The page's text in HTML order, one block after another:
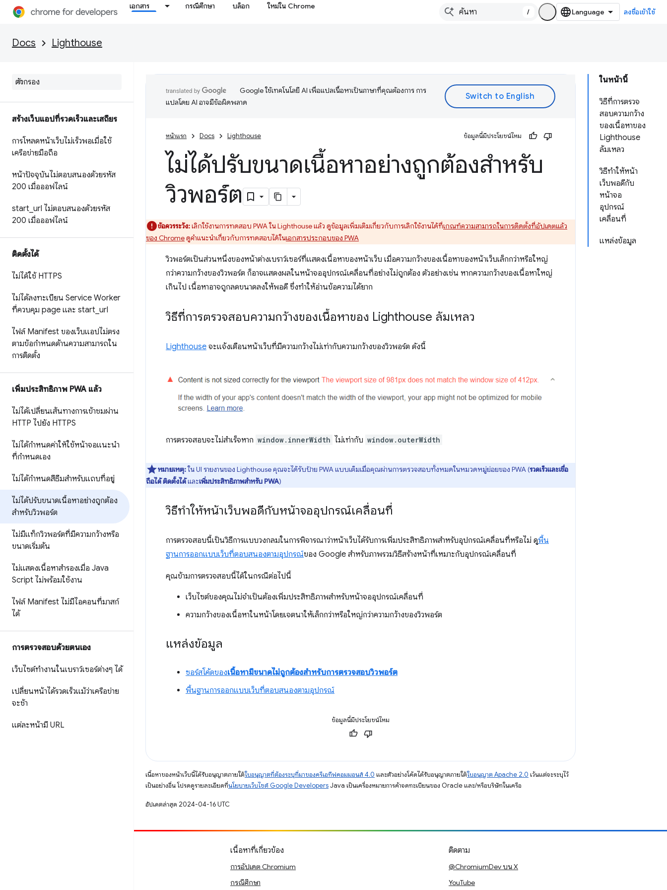
เอกสาร กรณีศึกษา บล็อก ใหม่ใน Chrome
/ ลงชื่อเข้าใช้
Docs Lighthouse
สร้างเว็บแอปที่รวดเร็วและเสถียร
การโหลดหน้าเว็บไม่เร็วพอเมื่อใช้
เครือข่ายมือถือ
หน้าปัจจุบันไม่ตอบสนองด้วยรหัส
200 เมื่อออฟไลน์
start url ไม่ตอบสนองด้วยรหัส
200 เมื่อออฟไลน์
ติดตั้งได้
ไม่ได้ใช้ HTTPS
ไม่ได้ลงทะเบียน Service Worker
ที่ควบคุม page และ start url
ไฟล์ Manifest ของเว็บแอปไม่ตรง
ตามข้อกำหนดด้านความสามารถใน
การติดตั้ง
เพิ่มประสิทธิภาพ PWA แล้ว
ไม่ได้เปลี่ยนเส้นทางการเข้าชมผ่าน
HTTP ไปยัง HTTPS
ไม่ได้กำหนดค่าให้ใช้หน้าจอแนะนำ
ที่กำหนดเอง
ไม่ได้กำหนดสีธีมสำหรับแถบที่อยู่
ไม่ได้ปรับขนาดเนื้อหาอย่างถูกต้อง
สำหรับวิวพอร์ต
ไม่มีแท็กวิวพอร์ตที่มีความกว้างหรือ
ขนาดเริ่มต้น
ไม่แสดงเนื้อหาสำรองเมื่อ Java
Script ไม่พร้อมใช้งาน
ไฟล์ Manifest ไม่มีไอคอนที่มาสก์
ได้
การตรวจสอบด้วยตนเอง
เว็บไซต์ทำงานในเบราว์เซอร์ต่างๆ ได้
เปลี่ยนหน้าได้รวดเร็วแม้ว่าเครือข่าย
จะช้า
แต่ละหน้ามี URL
ในหน้านี้
วิธีที่การตรวจ
สอบความกว้าง
ของเนื้อหาของ
Lighthouse
ล้มเหลว
วิธีทำให้หน้า
เว็บพอดีกับ
หน้าจอ
อุปกรณ์
เคลื่อนที่
แหล่งข้อมูล
Google ใช้เทคโนโลยี AI เพื่อแปลเนื้อหาเป็นภาษาที่คุณต้องการ การ
แปลโดย AI อาจมีข้อผิดพลาด
หน้าแรก Docs Lighthouse ข้อมูลนี้มีประโยชน์ไหม
ไม่ได้ปรับขนาดเนื้อหาอย่างถูกต้องสำหรับ
วิวพอร์ต
ข้อควรระวัง:เลิกใช้งานการทดสอบ PWA ใน Lighthouse แล้ว ดูข้อมูลเพิ่มเติมเกี่ยวกับการเลิกใช้งานได้ที่เกณฑ์ความสามารถในการติดตั้งที่อัปเดตแล้ว
ของ Chromeดูคำแนะนำเกี่ยวกับการทดสอบได้ในเอกสารประกอบของ PWA
วิวพอร์ตเป็นส่วนหนึ่งของหน้าต่างเบราว์เซอร์ที่แสดงเนื้อหาของหน้าเว็บ เมื่อความกว้างของเนื้อหาของหน้าเว็บเล็กกว่าหรือใหญ่
กว่าความกว้างของวิวพอร์ต ก็อาจแสดงผลในหน้าจออุปกรณ์เคลื่อนที่อย่างไม่ถูกต้อง ตัวอย่างเช่น หากความกว้างของเนื้อหาใหญ่
เกินไป เนื้อหาอาจถูกลดขนาดลงให้พอดี ซึ่งทำให้อ่านข้อความได้ยาก
วิธีที่การตรวจสอบความกว้างของเนื้อหาของ Lighthouse ล้มเหลว
Lighthouse จะแจ้งเตือนหน้าเว็บที่มีความกว้างไม่เท่ากับความกว้างของวิวพอร์ต ดังนี้
การตรวจสอบจะไม่สำเร็จหาก window.innerWidth ไม่เท่ากับ window.outerWidth
หมายเหตุ:ใน UI รายงานของ Lighthouse คุณจะได้รับป้าย PWA แบบเต็มเมื่อคุณผ่านการตรวจสอบทั้งหมดในหมวดหมู่ย่อยของ PWA (รวดเร็วและเชื่อ
ถือได้ติดตั้งได้และเพิ่มประสิทธิภาพสำหรับ PWA)
วิธีทำให้หน้าเว็บพอดีกับหน้าจออุปกรณ์เคลื่อนที่
การตรวจสอบนี้เป็นวิธีการแบบวงกลมในการพิจารณาว่าหน้าเว็บได้รับการเพิ่มประสิทธิภาพสำหรับอุปกรณ์เคลื่อนที่หรือไม่ ดูพื้น
ฐานการออกแบบเว็บที่ตอบสนองตามอุปกรณ์ของ Google สำหรับภาพรวมวิธีสร้างหน้าที่เหมาะกับอุปกรณ์เคลื่อนที่
คุณข้ามการตรวจสอบนี้ได้ในกรณีต่อไปนี้
เว็บไซต์ของคุณไม่จำเป็นต้องเพิ่มประสิทธิภาพสำหรับหน้าจออุปกรณ์เคลื่อนที่
ความกว้างของเนื้อหาในหน้าโดยเจตนาให้เล็กกว่าหรือใหญ่กว่าความกว้างของวิวพอร์ต
แหล่งข้อมูล
ซอร์สโค้ดของเนื้อหามีขนาดไม่ถูกต้องสำหรับการตรวจสอบวิวพอร์ต
พื้นฐานการออกแบบเว็บที่ตอบสนองตามอุปกรณ์
ข้อมูลนี้มีประโยชน์ไหม
เนื้อหาของหน้าเว็บนี้ได้รับอนุญาตภายใต้ใบอนุญาตที่ต้องระบุที่มาของครีเอทีฟคอมมอนส์ 4.0 และตัวอย่างโค้ดได้รับอนุญาตภายใต้ใบอนุญาต Apache 2.0 เว้นแต่จะระบุไว้
เป็นอย่างอื่น โปรดดูรายละเอียดที่นโยบายเว็บไซต์ Google DevelopersJava เป็นเครื่องหมายการค้าจดทะเบียนของ Oracle และ/หรือบริษัทในเครือ
อัปเดตล่าสุด 2024-04-16 UTC
เนื้อหาที่เกี่ยวข้อง
การอัปเดต Chromium
กรณีศึกษา
ติดตาม
@ChromiumDev บน X
YouTube